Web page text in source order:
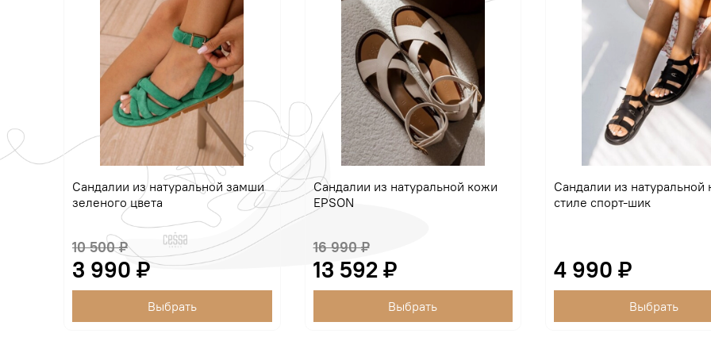
Сандалии из натуральной замши
зеленого цвета
10 500 ₽
3 990 ₽
Выбрать
Сандалии из натуральной кожи
EPSON
16 990 ₽
13 592 ₽
Выбрать
Сандалии из натуральной
стиле спорт-шик
4 990 ₽
Выбрать